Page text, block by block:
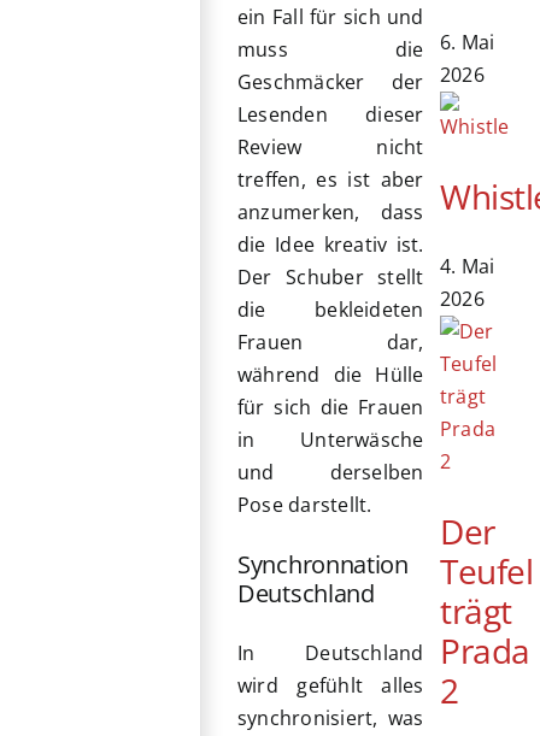
ein Fall für sich und
muss die
Geschmäcker der
Lesenden dieser
Review nicht
treffen, es ist aber
anzumerken, dass
die Idee kreativ ist.
Der Schuber stellt
die bekleideten
Frauen dar,
während die Hülle
für sich die Frauen
in Unterwäsche
und derselben
Pose darstellt.
Synchronnation
Deutschland
In Deutschland
wird gefühlt alles
synchronisiert, was
6. Mai
2026
4. Mai
2026
Der
Teufel
trägt
Prada
2